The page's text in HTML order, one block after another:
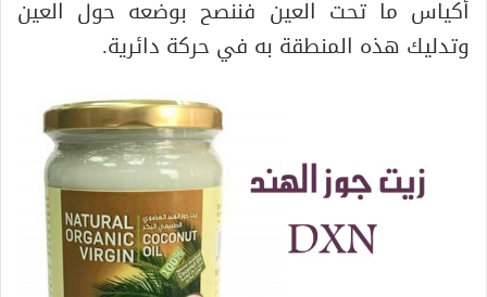
أكياس ما تحت العين فننصح بوضعه حول العين
وتدليك هذه المنطقة به في حركة دائرية.